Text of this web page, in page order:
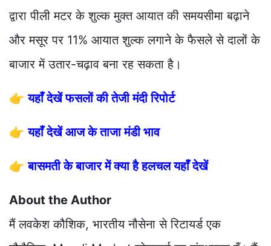
द्वारा पीली मटर के शुल्क मुक्त आयात की समयसीमा बढ़ाने
और मसूर पर 11% आयात शुल्क लगाने के फैसले से दालों के
बाजार में उतार-चढ़ाव बना रह सकता है।
👉यहाँ देखें फसलों की तेजी मंदी रिपोर्ट
👉यहाँ देखें आज के ताजा मंडी भाव
👉बासमती के बाजार में क्या है हलचल यहाँ देखें
About the Author
मैं लवकेश कौशिक, भारतीय नौसेना से रिटायर्ड एक